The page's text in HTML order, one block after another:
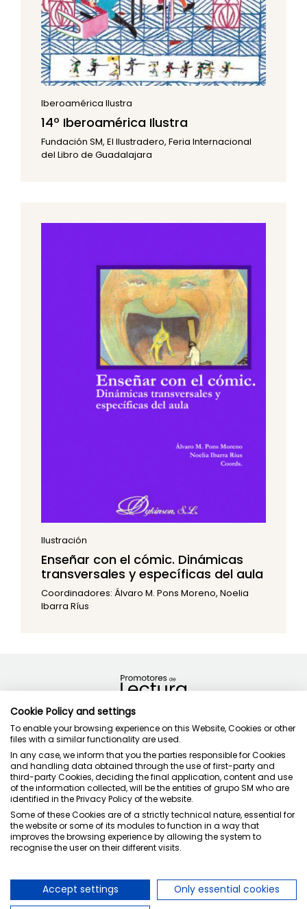
Iberoamérica Ilustra
14º Iberoamérica Ilustra
Fundación SM, El Ilustradero, Feria Internacional
del Libro de Guadalajara
Ilustración
Enseñar con el cómic. Dinámicas
transversales y específicas del aula
Coordinadores: Álvaro M. Pons Moreno, Noelia
Ibarra Ríus
Política de privacidad
Condiciones de uso
Política de cookies
Juntos cuidamos la educación
Cookie Policy and settings
To enable your browsing experience on this Website, Cookies or other
files with a similar functionality are used.
In any case, we inform that you the parties responsible for Cookies
and handling data obtained through the use of first-party and
third-party Cookies, deciding the final application, content and use
of the information collected, will be the entities of grupo SM who are
identified in the Privacy Policy of the website.
Some of these Cookies are of a strictly technical nature, essential for
the website or some of its modules to function in a way that
improves the browsing experience by allowing the system to
recognise the user on their different visits.
Accept settings Only essential cookies